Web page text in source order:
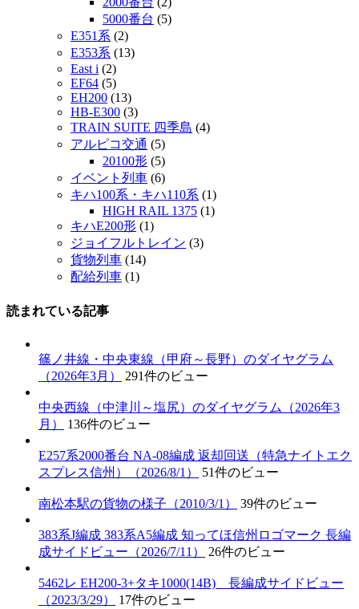
5000番台 (5)
E351系 (2)
E353系 (13)
East i (2)
EF64 (5)
EH200 (13)
HB-E300 (3)
TRAIN SUITE 四季島 (4)
アルピコ交通 (5)
20100形 (5)
イベント列車 (6)
キハ100系・キハ110系 (1)
HIGH RAIL 1375 (1)
キハE200形 (1)
ジョイフルトレイン (3)
貨物列車 (14)
配給列車 (1)
読まれている記事
篠ノ井線・中央東線（甲府～長野）のダイヤグラム
（2026年3月）
291件のビュー
中央西線（中津川～塩尻）のダイヤグラム（2026年3
月）
136件のビュー
E257系2000番台 NA-08編成 返却回送（特急ナイトエク
スプレス信州）（2026/8/1）
51件のビュー
南松本駅の貨物の様子（2010/3/1） 39件のビュー
383系J編成 383系A5編成 知ってほ信州ロゴマーク 長編
成サイドビュー（2026/7/11）
26件のビュー
5462レ EH200-3+タキ1000(14B) 長編成サイドビュー
（2023/3/29）
17件のビュー